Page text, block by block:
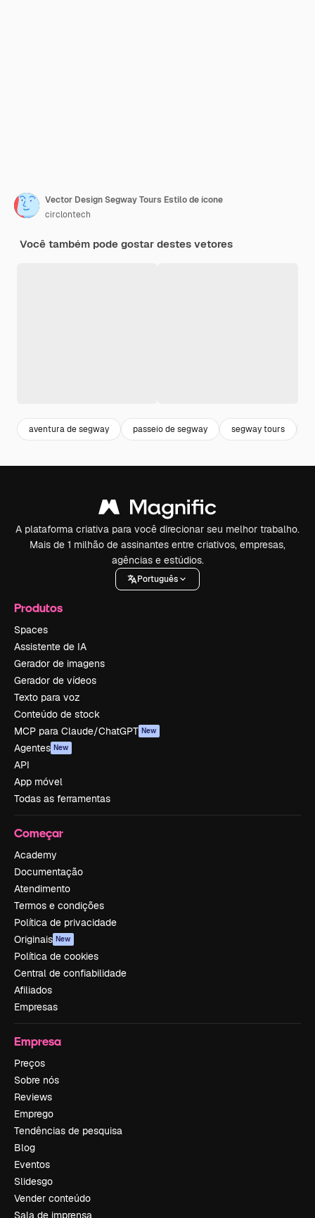
Vector Design Segway Tours Estilo de ícone
circlontech
Você também pode gostar destes vetores
aventura de segway passeio de segway segway tours
A plataforma criativa para você direcionar seu melhor trabalho.
Mais de 1 milhão de assinantes entre criativos, empresas,
agências e estúdios.
Português
Produtos
Spaces
Assistente de IA
Gerador de imagens
Gerador de vídeos
Texto para voz
Conteúdo de stock
MCP para Claude/ChatGPT New
Agentes New
API
App móvel
Todas as ferramentas
Começar
Academy
Documentação
Atendimento
Termos e condições
Política de privacidade
Originais New
Política de cookies
Central de confiabilidade
Afiliados
Empresas
Empresa
Preços
Sobre nós
Reviews
Emprego
Tendências de pesquisa
Blog
Eventos
Slidesgo
Vender conteúdo
Sala de imprensa